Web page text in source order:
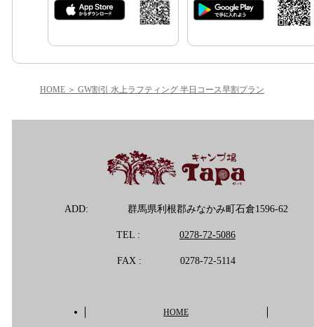
HOME GW割引 水上ラフティング 半日コース早割プラン
ADD: 群馬県利根郡みなかみ町石倉1596-62
TEL : 0278-72-5086
FAX : 0278-72-5114
HOME